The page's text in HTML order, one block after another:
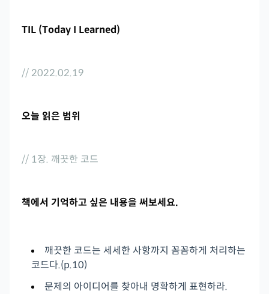
TIL (Today I Learned)
// 2022.02.19
오늘 읽은 범위
// 1장. 깨끗한 코드
책에서 기억하고 싶은 내용을 써보세요.
깨끗한 코드는 세세한 사항까지 꼼꼼하게 처리하는
코드다.(p.10)
문제의 아이디어를 찾아내 명확하게 표현하라.